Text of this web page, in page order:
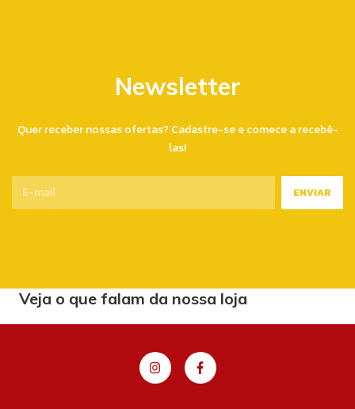
Newsletter
Quer receber nossas ofertas? Cadastre-se e comece a recebê-
las!
Veja o que falam da nossa loja